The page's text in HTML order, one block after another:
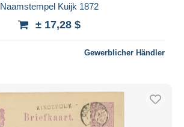
Naamstempel Kuijk 1872
± 17,28 $
Gewerblicher Händler